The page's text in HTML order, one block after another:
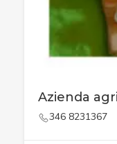
Azienda
346 8231367